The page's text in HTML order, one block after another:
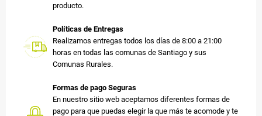
producto.
Políticas de Entregas
Realizamos entregas todos los días de 8:00 a 21:00
horas en todas las comunas de Santiago y sus
Comunas Rurales.
Formas de pago Seguras
En nuestro sitio web aceptamos diferentes formas de
pago para que puedas elegir la que más te acomode y te